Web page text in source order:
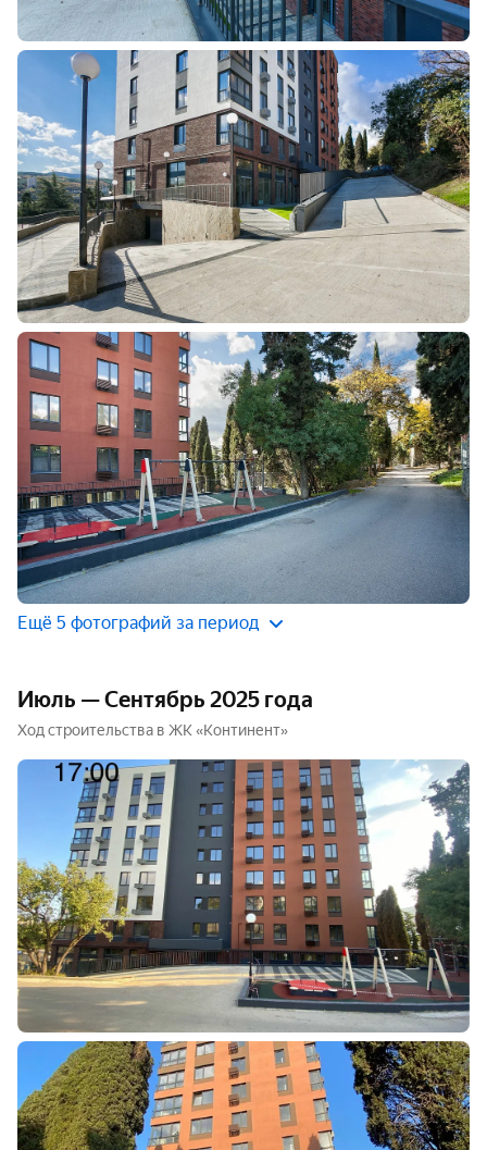
Ещё 5 фотографий за период
Июль — Сентябрь 2025 года
Ход строительства в ЖК «Континент»